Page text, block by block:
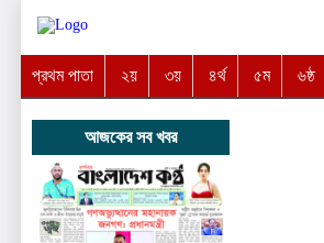
প্রথম পাতা ২য় ৩য় ৪র্থ ৫ম ৬ষ্ঠ
আজকের সব খবর